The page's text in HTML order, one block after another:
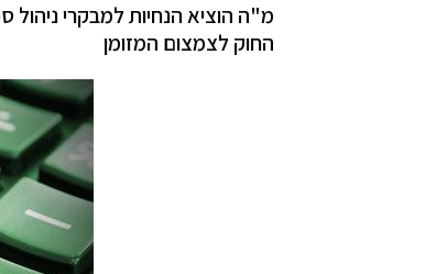
מ"ה הוציא הנחיות למבקרי
החוק לצמצום המזומן